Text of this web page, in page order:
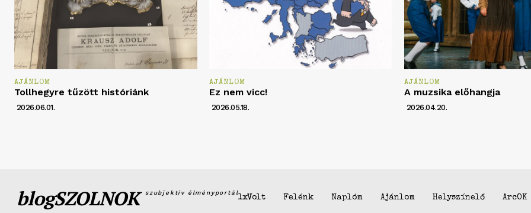
AJÁNLOM
Tollhegyre tűzött históriánk
2026.06.01.
AJÁNLOM
Ez nem vicc!
2026.05.18.
AJÁNLOM
A muzsika előhangja
2026.04.20.
blogSZOLNOK szubjektív élményportál
1xVolt Felénk Naplóm Ajánlom Helyszínelő ArcOK